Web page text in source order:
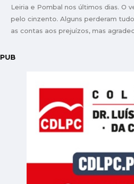
Leiria e Pombal nos últimos dias. O
pelo cinzento. Alguns perderam
as contas aos prejuízos, mas
PUB